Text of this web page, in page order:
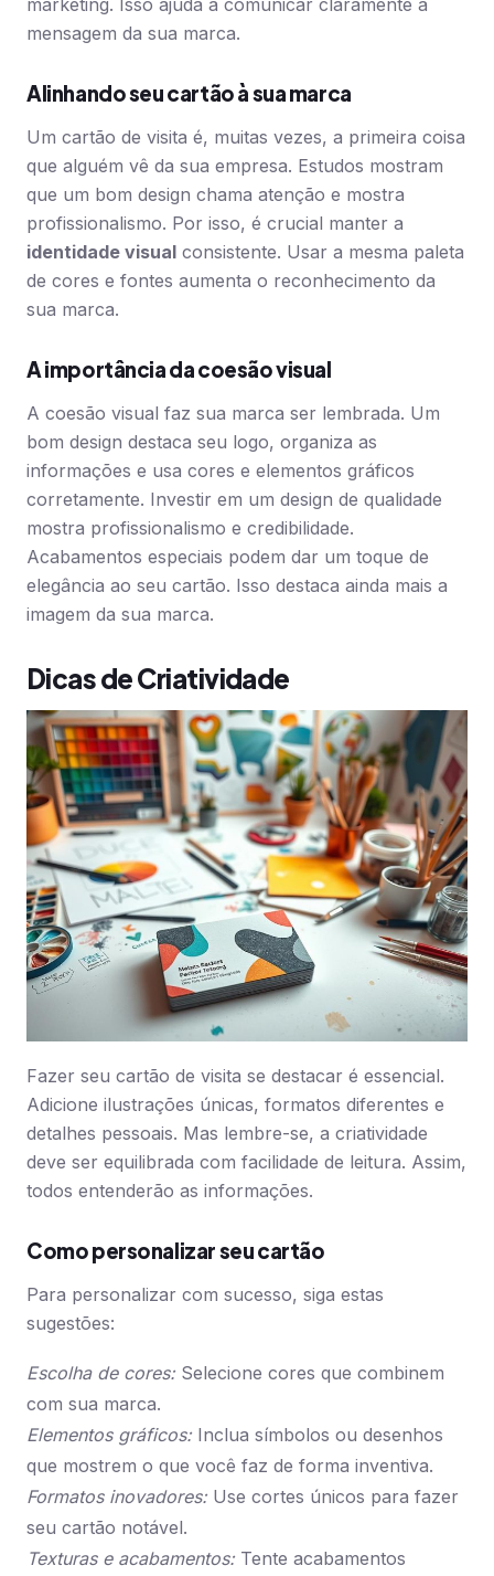
marketing. Isso ajuda a comunicar claramente a
mensagem da sua marca.
Alinhando seu cartão à sua marca
Um cartão de visita é, muitas vezes, a primeira coisa
que alguém vê da sua empresa. Estudos mostram
que um bom design chama atenção e mostra
profissionalismo. Por isso, é crucial manter a
identidade visual consistente. Usar a mesma paleta
de cores e fontes aumenta o reconhecimento da
sua marca.
A importância da coesão visual
A coesão visual faz sua marca ser lembrada. Um
bom design destaca seu logo, organiza as
informações e usa cores e elementos gráficos
corretamente. Investir em um design de qualidade
mostra profissionalismo e credibilidade.
Acabamentos especiais podem dar um toque de
elegância ao seu cartão. Isso destaca ainda mais a
imagem da sua marca.
Dicas de Criatividade
Fazer seu cartão de visita se destacar é essencial.
Adicione ilustrações únicas, formatos diferentes e
detalhes pessoais. Mas lembre-se, a criatividade
deve ser equilibrada com facilidade de leitura. Assim,
todos entenderão as informações.
Como personalizar seu cartão
Para personalizar com sucesso, siga estas
sugestões:
Escolha de cores:Selecione cores que combinem
com sua marca.
Elementos gráficos:Inclua símbolos ou desenhos
que mostrem o que você faz de forma inventiva.
Formatos inovadores:Use cortes únicos para fazer
seu cartão notável.
Texturas e acabamentos:Tente acabamentos